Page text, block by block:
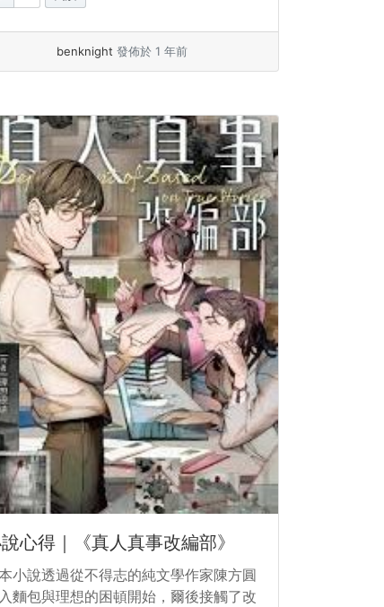
benknight 發佈於 1 年前
心得｜《真人真事改編部》
小說透過從不得志的純文學作家陳方圓
麵包與理想的困頓開始，爾後接觸了改